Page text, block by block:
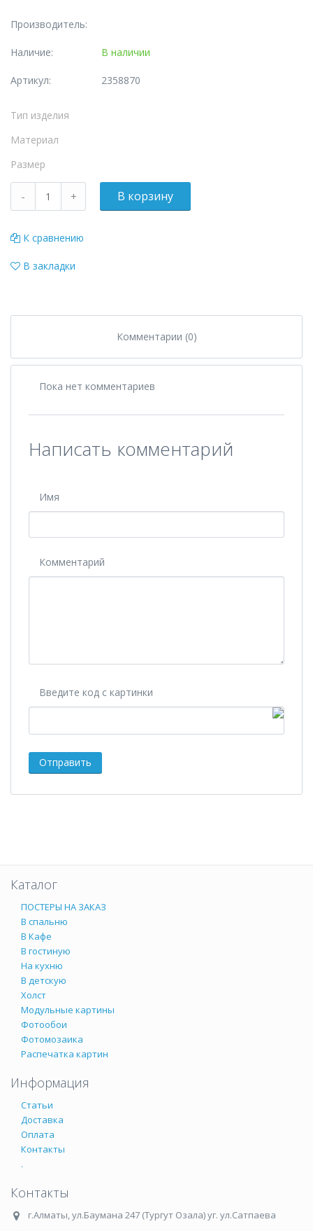
Производитель:
Наличие: В наличии
Артикул: 2358870
Тип изделия
Материал
Размер
К сравнению
В закладки
Комментарии (0)
Пока нет комментариев
Написать комментарий
Имя
Комментарий
Введите код с картинки
Каталог
ПОСТЕРЫ НА ЗАКАЗ
В спальню
В Кафе
В гостиную
На кухню
В детскую
Холст
Модульные картины
Фотообои
Фотомозаика
Распечатка картин
Информация
Статьи
Доставка
Оплата
Контакты
.
Контакты
г.Алматы,ул.Баумана 247 (Тургут Озала) уг. ул.Сатпаева